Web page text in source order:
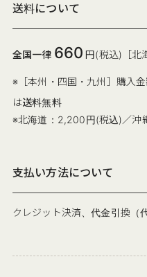
送料について
全国一律 660 円(税込)［北
※［本州・四国・九州］購入
は送料無料
※北海道：2,200円(税込)／沖
支払い方法について
クレジット決済、代金引換（